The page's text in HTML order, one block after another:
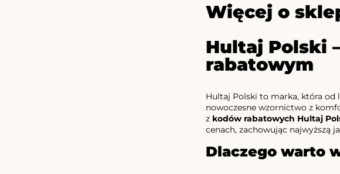
Więcej o
Hultaj Polski
rabatowym
Hultaj Polski to marka, która od
nowoczesne wzornictwo z
z kodów rabatowych Hultaj
cenach, zachowując najwyższą
Dlaczego warto